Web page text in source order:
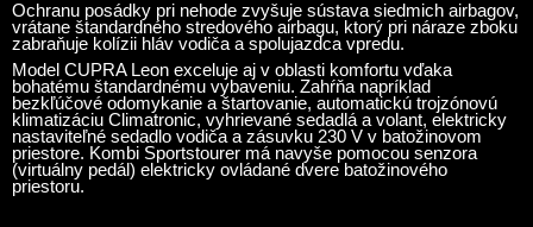
Ochranu posádky pri nehode zvyšuje sústava siedmich airbagov,
vrátane štandardného stredového airbagu, ktorý pri náraze zboku
zabraňuje kolízii hláv vodiča a spolujazdca vpredu.
Model CUPRA Leon exceluje aj v oblasti komfortu vďaka
bohatému štandardnému vybaveniu. Zahŕňa napríklad
bezkľúčové odomykanie a štartovanie, automatickú trojzónovú
klimatizáciu Climatronic, vyhrievané sedadlá a volant, elektricky
nastaviteľné sedadlo vodiča a zásuvku 230 V v batožinovom
priestore. Kombi Sportstourer má navyše pomocou senzora
(virtuálny pedál) elektricky ovládané dvere batožinového
priestoru.